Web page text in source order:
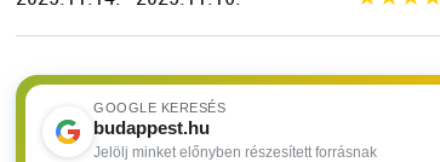
GOOGLE KERESÉS
budappest.hu
Jelölj minket előnyben részesített forrásnak